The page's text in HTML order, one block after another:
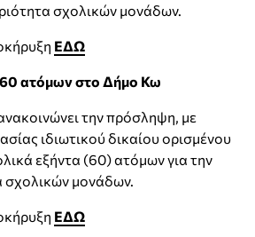
σχολικών μονάδων.
ΕΔΩ
ατόμων στο Δήμο Κω
την πρόσληψη, με
ιδιωτικού δικαίου ορισμένου
εξήντα (60) ατόμων για την
σχολικών μονάδων.
ΕΔΩ